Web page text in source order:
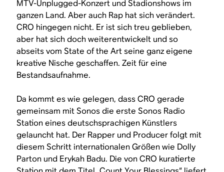
MTV-Unplugged-Konzert und Stadionshows im
ganzen Land. Aber auch Rap hat sich verändert.
CRO hingegen nicht. Er ist sich treu geblieben,
aber hat sich doch weiterentwickelt und so
abseits vom State of the Art seine ganz eigene
kreative Nische geschaffen. Zeit für eine
Bestandsaufnahme.
Da kommt es wie gelegen, dass CRO gerade
gemeinsam mit Sonos die erste Sonos Radio
Station eines deutschsprachigen Künstlers
gelauncht hat. Der Rapper und Producer folgt mit
diesem Schritt internationalen Größen wie Dolly
Parton und Erykah Badu. Die von CRO kuratierte